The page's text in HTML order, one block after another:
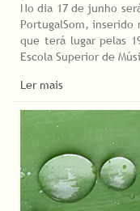
No dia 17 de junho
PortugalSom, inserido
que terá lugar pelas
Escola Superior de
Ler mais